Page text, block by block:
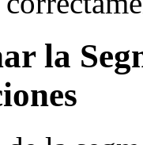
la